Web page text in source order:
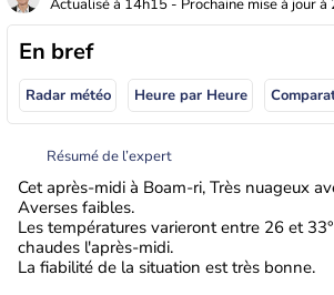
Actualisé à 14h15 - Prochaine mise à jour à
En bref
Radar météo Heure par Heure
Résumé de l’expert
Cet après-midi à Boam-ri, Très nuageux
Averses faibles.
Les températures varieront entre 26 et
chaudes l'après-midi.
La fiabilité de la situation est très bonne.